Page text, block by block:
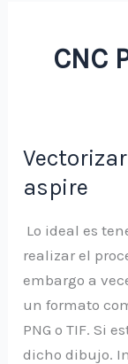
CNC
aspire
Lo ideal es
realizar el
embargo a
un formato
PNG o TIF. Si
dicho dibujo.